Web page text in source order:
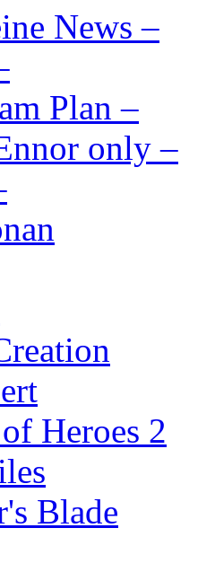
News –
Plan –
only –
Heroes 2
Blade